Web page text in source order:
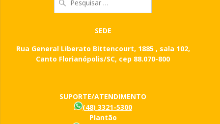
por:
SEDE
Rua General Liberato Bittencourt, 1885 , sala 102,
Canto Florianópolis/SC, cep 88.070-800
SUPORTE/ATENDIMENTO
(48) 3321-5300
Plantão